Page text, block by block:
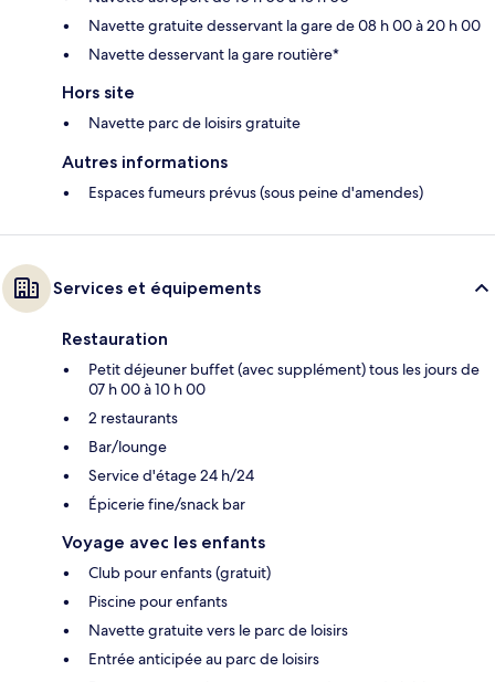
Navette gratuite desservant la gare de 08 h 00 à 20 h 00
Navette desservant la gare routière*
Hors site
Navette parc de loisirs gratuite
Autres informations
Espaces fumeurs prévus (sous peine d'amendes)
Services et équipements
Restauration
Petit déjeuner buffet (avec supplément) tous les jours de
07 h 00 à 10 h 00
2 restaurants
Bar/lounge
Service d'étage 24 h/24
Épicerie fine/snack bar
Voyage avec les enfants
Club pour enfants (gratuit)
Piscine pour enfants
Navette gratuite vers le parc de loisirs
Entrée anticipée au parc de loisirs